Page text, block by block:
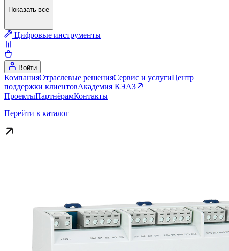
Показать все
Цифровые инструменты
Войти
КомпанияОтраслевые решенияСервис и услугиЦентр
поддержки клиентовАкадемия КЭАЗ
ПроектыПартнёрамКонтакты
Перейти в каталог